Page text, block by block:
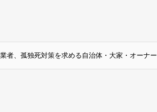
者、孤独死対策を求める自治体・大家・オーナー